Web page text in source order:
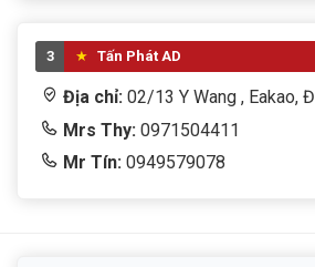
3 Tấn Phát AD
Địa chỉ: 02/13 Y Wang , Eakao,
Mrs Thy: 0971504411
Mr Tín: 0949579078